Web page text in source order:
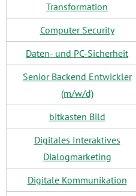
Transformation
Computer Security
Daten- und PC-Sicherheit
Senior Backend Entwickler
(m/w/d)
bitkasten Bild
Digitales Interaktives
Dialogmarketing
Digitale Kommunikation